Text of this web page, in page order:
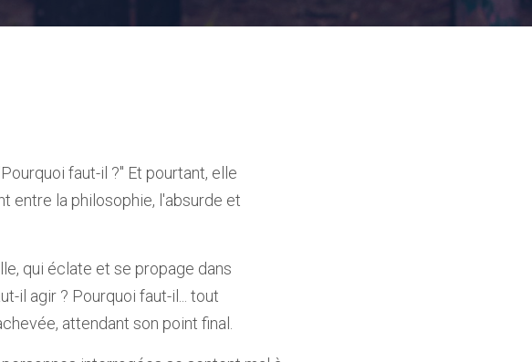
faut-il ?" Et pourtant, elle
entre la philosophie, l'absurde et
qui éclate et se propage dans
il agir ? Pourquoi faut-il... tout
attendant son point final.